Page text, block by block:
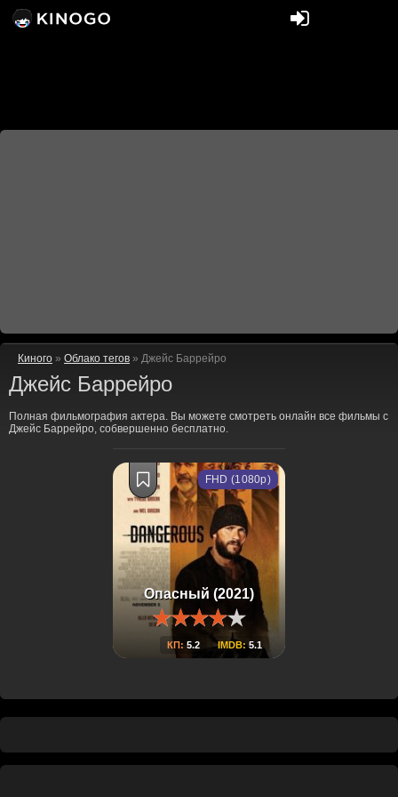
Киного » Облако тегов » Джейс Баррейро
Джейс Баррейро
Полная фильмография актера. Вы можете смотреть онлайн все фильмы с
Джейс Баррейро, собвершенно бесплатно.
Опасный (2021)
КП: 5.2 IMDB:5.1
FHD (1080p)